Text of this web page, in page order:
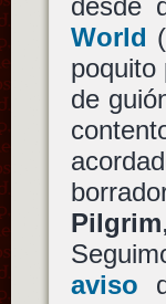
desde
World
poquito
de
Pilgrim
aviso